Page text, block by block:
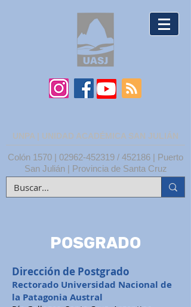
UNPA | UNIDAD ACADÉMICA SAN JULIÁN
Colón 1570 | 02962-452319 / 452186 | Puerto
San Julián | Provincia de Santa Cruz
POSGRADO
Dirección de Postgrado
Rectorado Universidad Nacional de
la Patagonia Austral